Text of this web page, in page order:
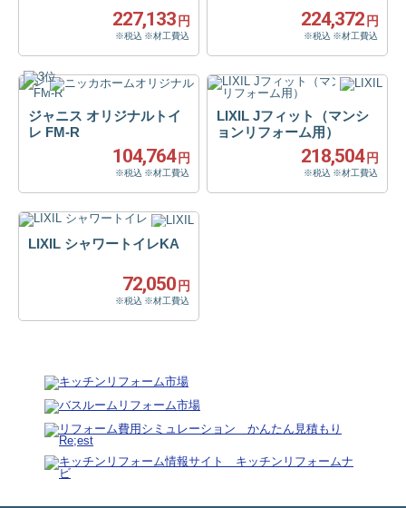
227,133 円
※税込 ※材工費込
224,372 円
※税込 ※材工費込
ジャニス オリジナルトイ
レ FM-R
104,764 円
※税込 ※材工費込
LIXIL Jフィット（マンシ
ョンリフォーム用）
218,504 円
※税込 ※材工費込
LIXIL シャワートイレKA
72,050 円
※税込 ※材工費込